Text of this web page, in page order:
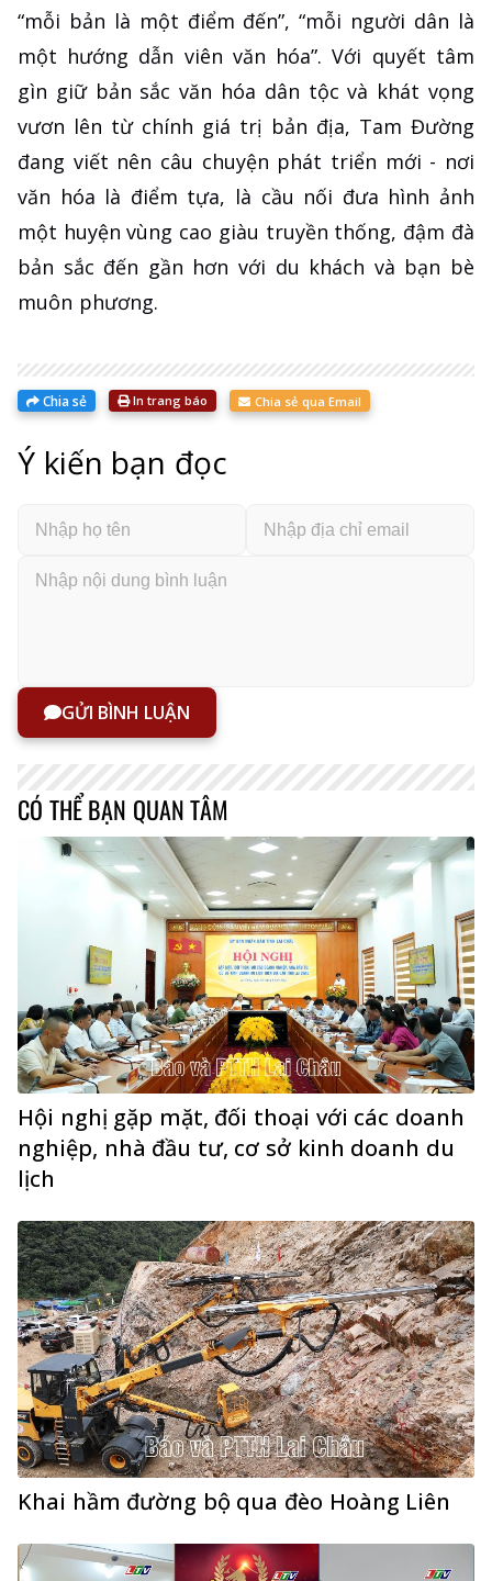
“mỗi bản là một điểm đến”, “mỗi người dân là
một hướng dẫn viên văn hóa”. Với quyết tâm
gìn giữ bản sắc văn hóa dân tộc và khát vọng
vươn lên từ chính giá trị bản địa, Tam Đường
đang viết nên câu chuyện phát triển mới - nơi
văn hóa là điểm tựa, là cầu nối đưa hình ảnh
một huyện vùng cao giàu truyền thống, đậm đà
bản sắc đến gần hơn với du khách và bạn bè
muôn phương.
Chia sẻ In trang báo Chia sẻ qua Email
Ý kiến bạn đọc
GỬI BÌNH LUẬN
CÓ THỂ BẠN QUAN TÂM
Hội nghị gặp mặt, đối thoại với các doanh
nghiệp, nhà đầu tư, cơ sở kinh doanh du
lịch
Khai hầm đường bộ qua đèo Hoàng Liên